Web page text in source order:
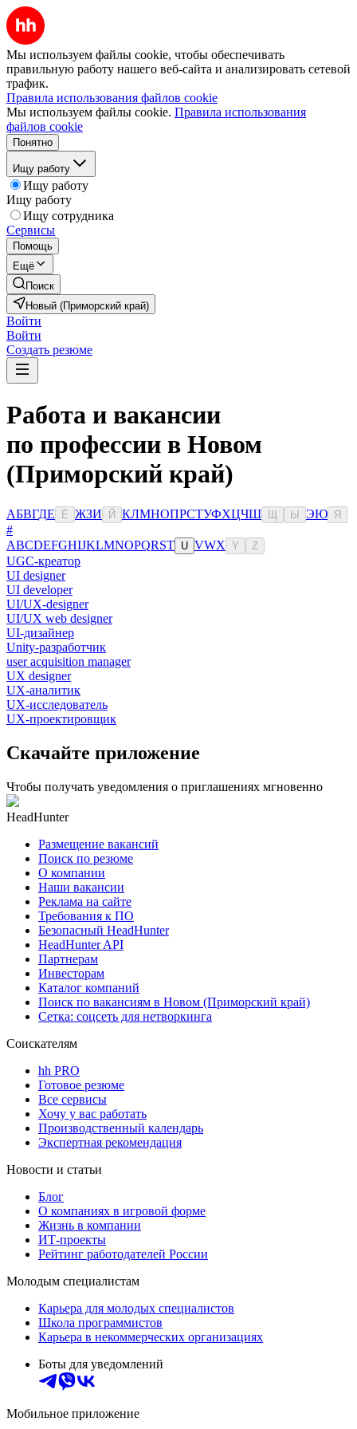
Мы используем файлы cookie, чтобы обеспечивать
правильную работу нашего веб-сайта и анализировать сетевой
трафик.
Правила использования файлов cookie
Мы используем файлы cookie. Правила использования
файлов cookie
Понятно
Ищу работу
Ищу работу
Ищу работу
Ищу сотрудника
Сервисы
Помощь
Ещё
Поиск
Новый (Приморский край)
Войти
Войти
Создать резюме
Работа и вакансии
по профессии в Новом
(Приморский край)
АБВГДЕ Ё ЖЗИ Й КЛМНОПРСТУФХЦЧШ Ы ЭЮ Я
#
ABCDEFGHIJKLMNOPQRST U VWX Y Z
UGC-креатор
UI designer
UI developer
UI/UX-designer
UI/UX web designer
UI-дизайнер
Unity-разработчик
user acquisition manager
UX designer
UX-аналитик
UX-исследователь
UX-проектировщик
Скачайте приложение
Чтобы получать уведомления о приглашениях мгновенно
HeadHunter
Размещение вакансий
Поиск по резюме
О компании
Наши вакансии
Реклама на сайте
Требования к ПО
Безопасный HeadHunter
HeadHunter API
Партнерам
Инвесторам
Каталог компаний
Поиск по вакансиям в Новом (Приморский край)
Сетка: соцсеть для нетворкинга
Соискателям
hh PRO
Готовое резюме
Все сервисы
Хочу у вас работать
Производственный календарь
Экспертная рекомендация
Новости и статьи
Блог
О компаниях в игровой форме
Жизнь в компании
ИТ-проекты
Рейтинг работодателей России
Молодым специалистам
Карьера для молодых специалистов
Школа программистов
Карьера в некоммерческих организациях
Боты для уведомлений
Мобильное приложение